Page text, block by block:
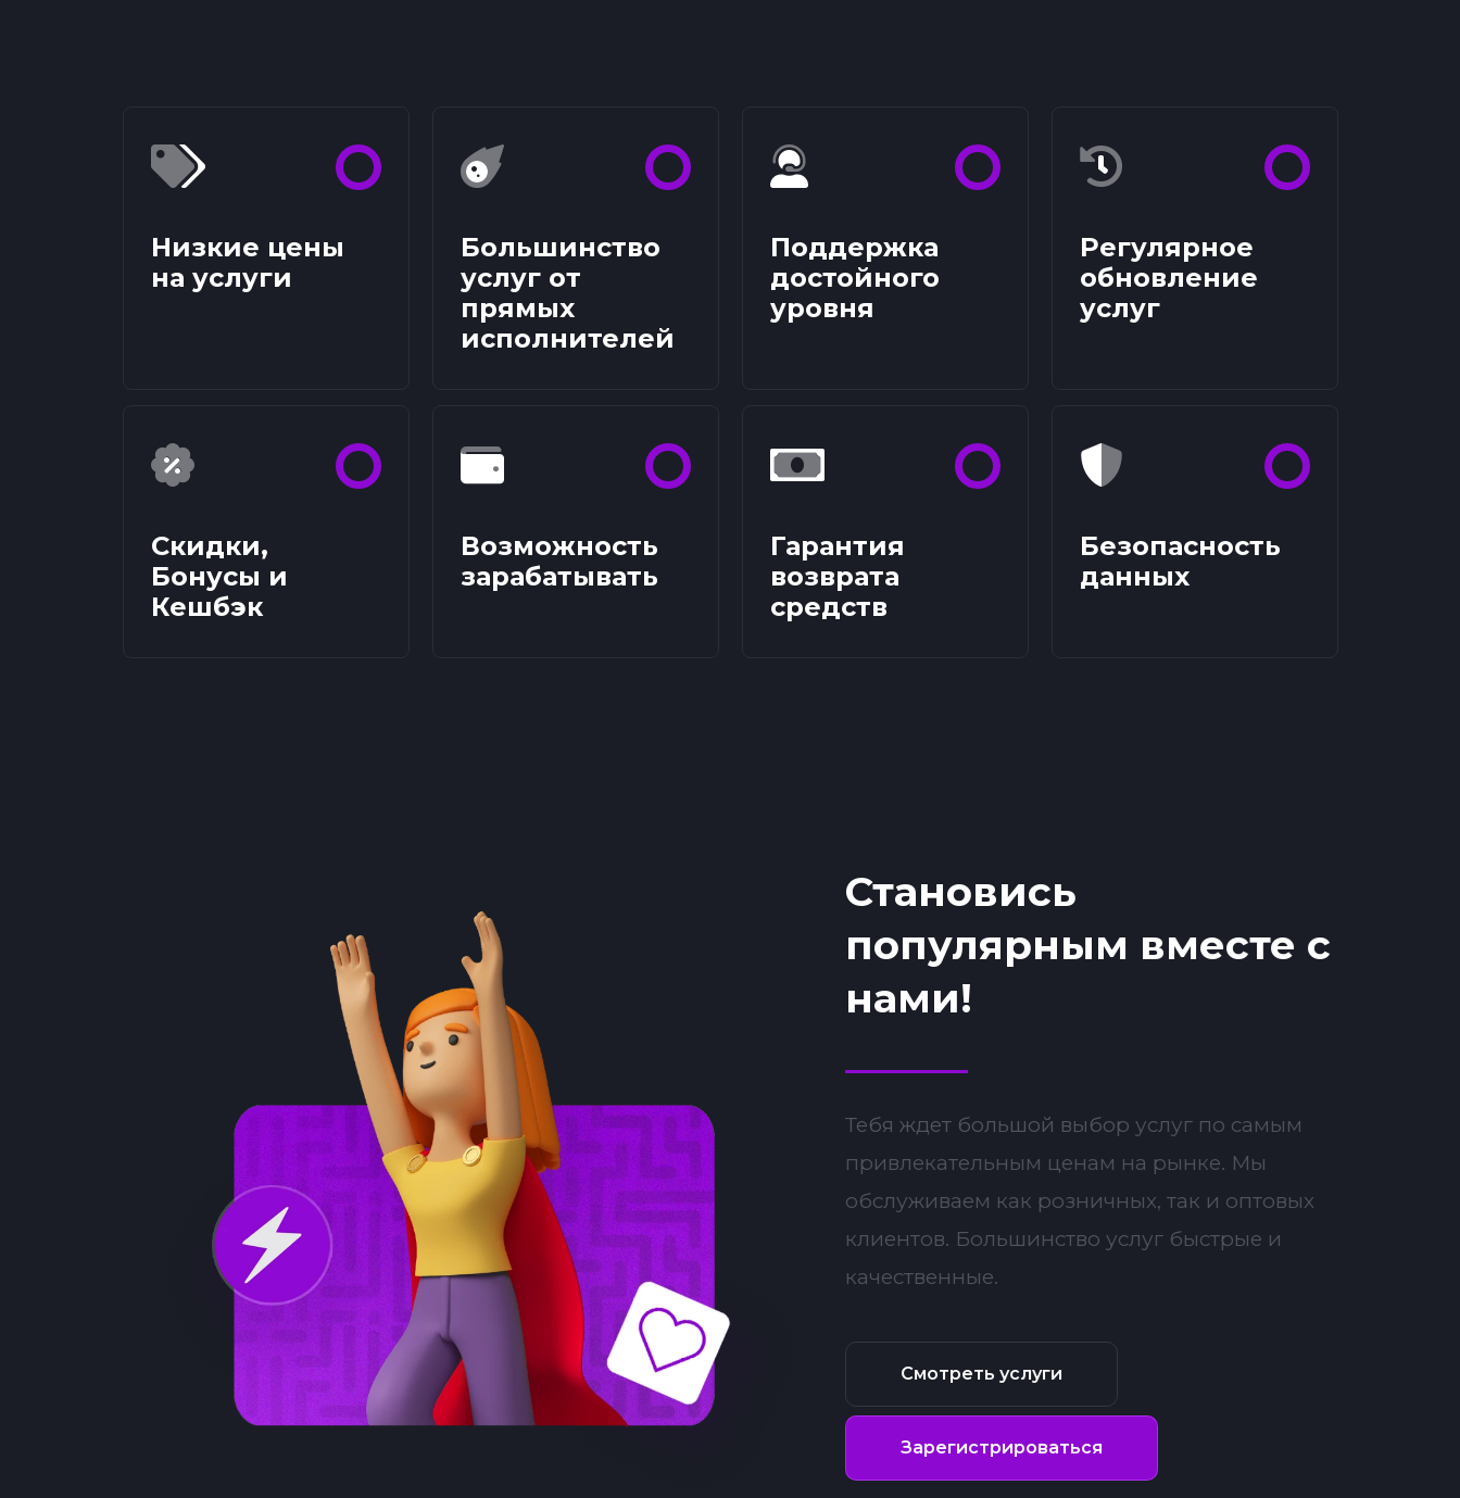
Низкие цены
на услуги
Большинство
услуг от
прямых
исполнителей
Поддержка
достойного
уровня
Регулярное
обновление
услуг
Скидки,
Бонусы и
Кешбэк
Возможность
зарабатывать
Гарантия
возврата
средств
Безопасность
данных
Становись
популярным вместе с
нами!
Тебя ждет большой выбор услуг по самым
привлекательным ценам на рынке. Мы
обслуживаем как розничных, так и оптовых
клиентов. Большинство услуг быстрые и
качественные.
Смотреть услуги
Зарегистрироваться